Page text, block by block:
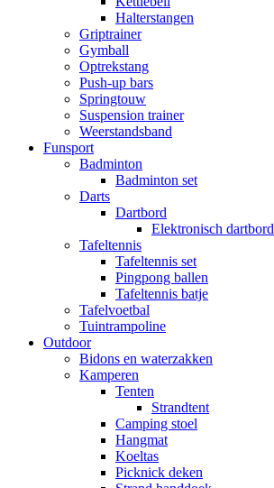
Halterstangen
Griptrainer
Gymball
Optrekstang
Push-up bars
Springtouw
Suspension trainer
Weerstandsband
Funsport
Badminton
Badminton set
Darts
Dartbord
Elektronisch dartbord
Tafeltennis
Tafeltennis set
Pingpong ballen
Tafeltennis batje
Tafelvoetbal
Tuintrampoline
Outdoor
Bidons en waterzakken
Kamperen
Tenten
Strandtent
Camping stoel
Hangmat
Koeltas
Picknick deken